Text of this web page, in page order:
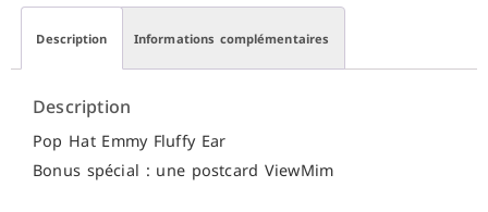
Description Informations complémentaires
Description
Pop Hat Emmy Fluffy Ear
Bonus spécial : une postcard ViewMim